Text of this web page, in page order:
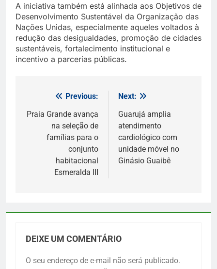
A iniciativa também está alinhada aos Objetivos de
Desenvolvimento Sustentável da Organização das
Nações Unidas, especialmente aqueles voltados à
redução das desigualdades, promoção de cidades
sustentáveis, fortalecimento institucional e
incentivo a parcerias públicas.
Navegação
de
Post
Previous:
Praia Grande avança
na seleção de
famílias para o
conjunto
habitacional
Esmeralda III
Next:
Guarujá amplia
atendimento
cardiológico com
unidade móvel no
Ginásio Guaibê
DEIXE UM COMENTÁRIO
O seu endereço de e-mail não será publicado.